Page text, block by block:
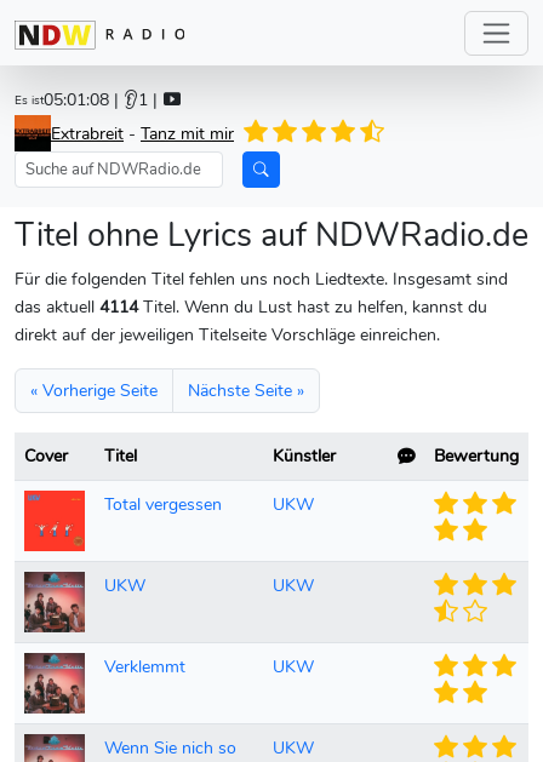
Es ist05:01:08 | 👂1 |
Extrabreit - Tanz mit mir
Titel ohne Lyrics auf NDWRadio.de
Für die folgenden Titel fehlen uns noch Liedtexte. Insgesamt sind
das aktuell 4114Titel. Wenn du Lust hast zu helfen, kannst du
direkt auf der jeweiligen Titelseite Vorschläge einreichen.
« Vorherige Seite Nächste Seite »
Cover Titel Künstler
Bewertung
Total vergessen
UKW
UKW UKW
Verklemmt UKW
Wenn Sie nich so
UKW